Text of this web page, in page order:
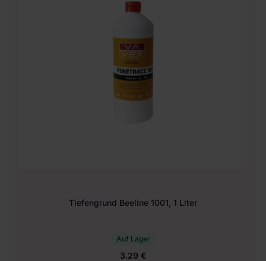
Tiefengrund Beeline 1001, 1 Liter
Auf Lager
3.29 €